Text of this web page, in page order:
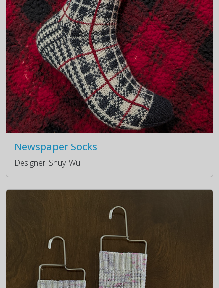
Newspaper Socks
Designer: Shuyi Wu